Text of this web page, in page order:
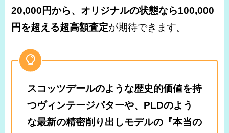
20,000円から、オリジナルの状態なら100,000
円を超える超高額査定が期待できます。
スコッツデールのような歴史的価値を持
つヴィンテージパターや、PLDのよう
な最新の精密削り出しモデルの『本当の